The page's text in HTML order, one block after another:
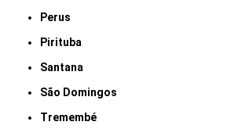
Perus
Pirituba
Santana
São Domingos
Tremembé